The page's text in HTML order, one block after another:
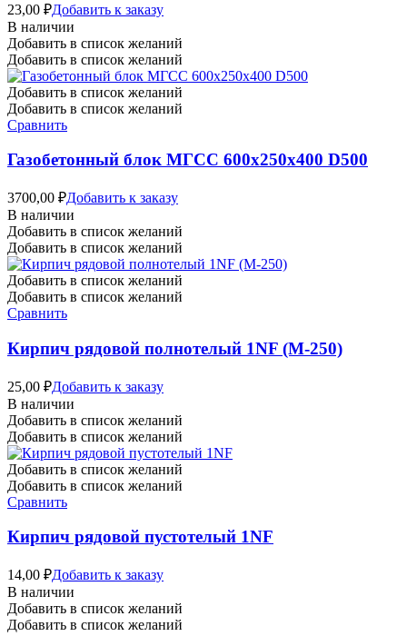
23,00 ₽Добавить к заказу
В наличии
Добавить в список желаний
Добавить в список желаний
Добавить в список желаний
Добавить в список желаний
Сравнить
Газобетонный блок МГСС 600х250х400 D500
3700,00 ₽Добавить к заказу
В наличии
Добавить в список желаний
Добавить в список желаний
Добавить в список желаний
Добавить в список желаний
Сравнить
Кирпич рядовой полнотелый 1NF (М-250)
25,00 ₽Добавить к заказу
В наличии
Добавить в список желаний
Добавить в список желаний
Добавить в список желаний
Добавить в список желаний
Сравнить
Кирпич рядовой пустотелый 1NF
14,00 ₽Добавить к заказу
В наличии
Добавить в список желаний
Добавить в список желаний